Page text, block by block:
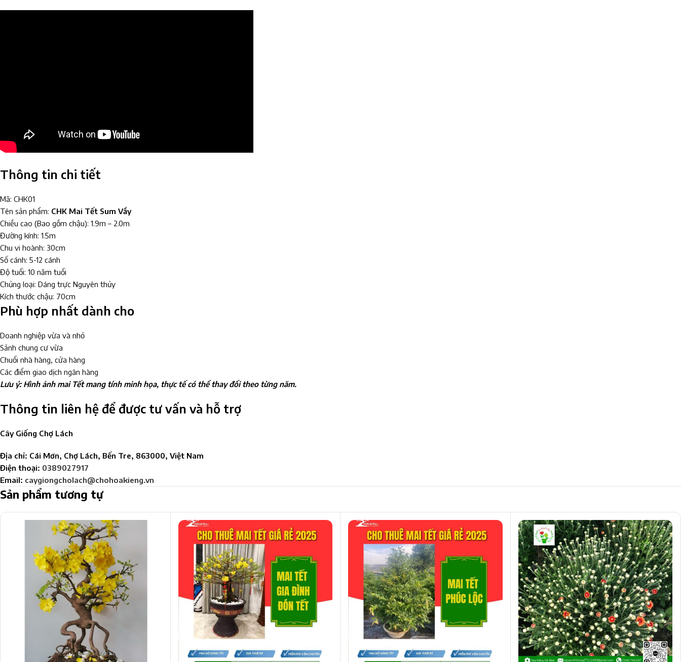
Thông tin chi tiết
Mã: CHK01
Tên sản phẩm: CHK Mai Tết Sum Vầy
Chiều cao (Bao gồm chậu): 1.9m – 2.0m
Đường kính: 1.5m
Chu vi hoành: 30cm
Số cánh: 5-12 cánh
Độ tuổi: 10 năm tuổi
Chủng loại: Dáng trực Nguyên thủy
Kích thước chậu: 70cm
Phù hợp nhất dành cho
Doanh nghiệp vừa và nhỏ
Sảnh chung cư vừa
Chuổi nhà hàng, cửa hàng
Các điểm giao dịch ngân hàng
Lưu ý: Hình ảnh mai Tết mang tính minh họa, thực tế có thể thay đổi theo từng năm.
Thông tin liên hệ để được tư vấn và hỗ trợ
Cây Giống Chợ Lách
Địa chỉ: Cái Mơn, Chợ Lách, Bến Tre, 863000, Việt Nam
Điện thoại: 0389027917
Email: caygiongcholach@chohoakieng.vn
Sản phẩm tương tự